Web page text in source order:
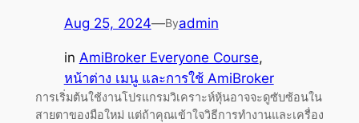
Aug 25, 2024—Byadmin
in AmiBroker Everyone Course
หน้าต่าง เมนู และการใช้ AmiBroker
การเริ่มต้นใช้งานโปรแกรมวิเคราะห์หุ้นอาจจะดูซับซ้อนใน
สายตาของมือใหม่ แต่ถ้าคุณเข้าใจวิธีการทำงานและเครื่อง